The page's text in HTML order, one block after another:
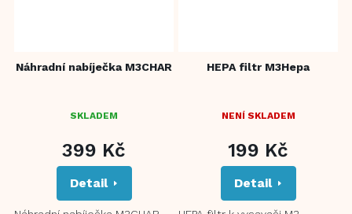
Náhradní nabíječka M3CHAR
SKLADEM
399 Kč
Detail
HEPA filtr M3Hepa
NENÍ SKLADEM
199 Kč
Detail